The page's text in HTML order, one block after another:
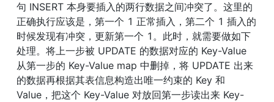
句 INSERT 本身要插入的两行数据之间冲突了。这里的
正确执行应该是，第一个 1 正常插入，第二个 1 插入的
时候发现有冲突，更新第一个 1。此时，就需要做如下
处理。将上一步被 UPDATE 的数据对应的 Key-Value
从第一步的 Key-Value map 中删掉，将 UPDATE 出来
的数据再根据其表信息构造出唯一约束的 Key 和
Value，把这个 Key-Value 对放回第一步读出来 Key-